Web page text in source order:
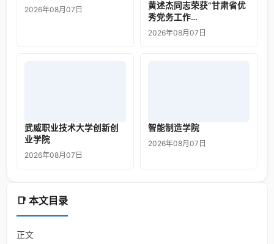
📑 本文目录
正文
2026年08月07日
黄述杰同志荣获“甘肃省优
秀党务工作…
2026年08月07日
武威职业技术大学创新创
业学院
2026年08月07日
智能制造学院
2026年08月07日